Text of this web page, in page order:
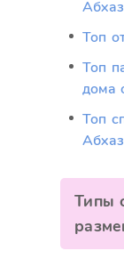
Топ
Топ
дома
Топ
Типы